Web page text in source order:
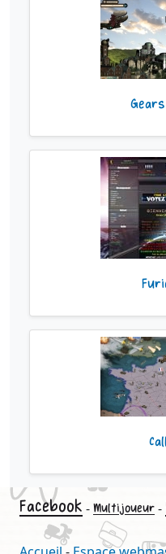
Facebook - Multijoueur -